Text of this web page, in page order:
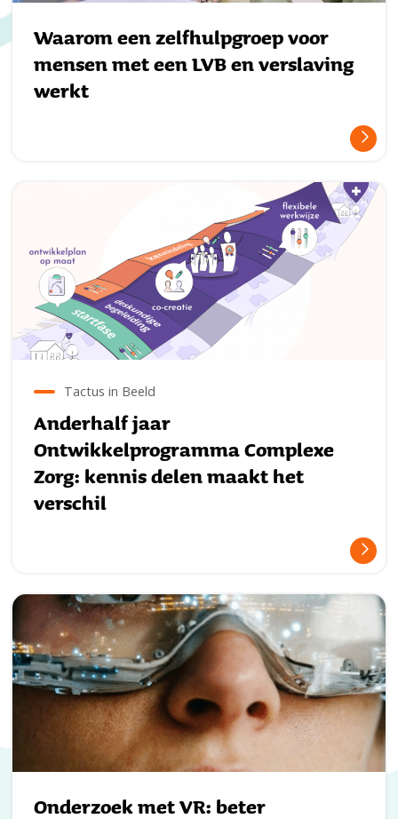
Waarom een zelfhulpgroep voor
mensen met een LVB en verslaving
werkt
Tactus in Beeld
Anderhalf jaar
Ontwikkelprogramma Complexe
Zorg: kennis delen maakt het
verschil
Onderzoek met VR: beter